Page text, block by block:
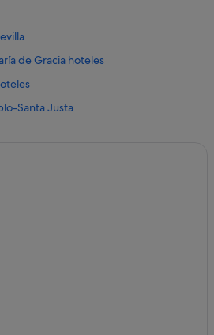
de Gracia hoteles
Santa Justa